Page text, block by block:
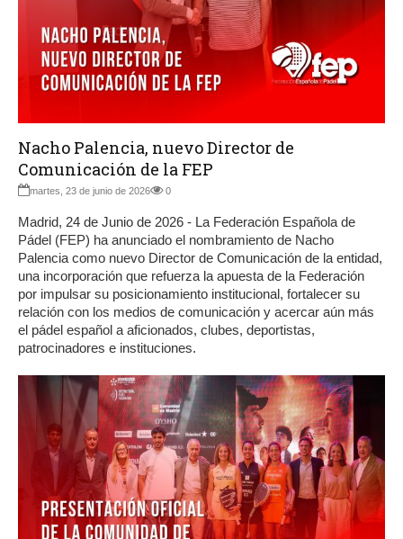
Nacho Palencia, nuevo Director de
Comunicación de la FEP
martes, 23 de junio de 2026 0
Madrid, 24 de Junio de 2026 - La Federación Española de
Pádel (FEP) ha anunciado el nombramiento de Nacho
Palencia como nuevo Director de Comunicación de la entidad,
una incorporación que refuerza la apuesta de la Federación
por impulsar su posicionamiento institucional, fortalecer su
relación con los medios de comunicación y acercar aún más
el pádel español a aficionados, clubes, deportistas,
patrocinadores e instituciones.